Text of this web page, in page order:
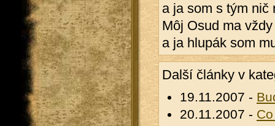
a ja som s tým nič
Môj Osud ma
a ja hlupák som
Další články v
19.11.2007 -
20.11.2007 -